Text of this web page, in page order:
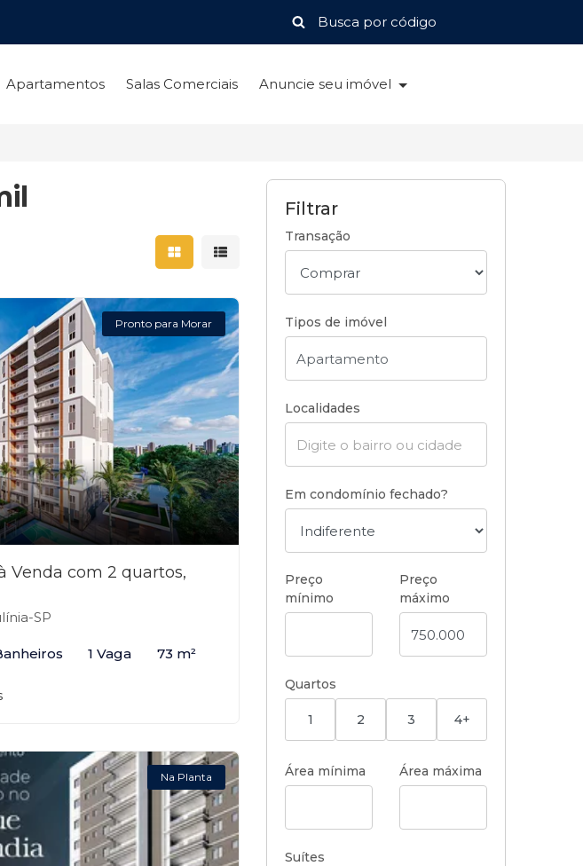
Apartamentos Salas Comerciais Anuncie seu imóvel
Mostrar resultados em grade
Mostrar resultados em lista
Pronto para Morar
Venda com 2 quartos,
SP
1 Vaga 73 m²
Na Planta
Filtrar
Transação
Tipos de imóvel
Localidades
Em condomínio fechado?
Preço
mínimo
Preço
máximo
Quartos
1 2 3 4+
Área mínima Área máxima
Suítes